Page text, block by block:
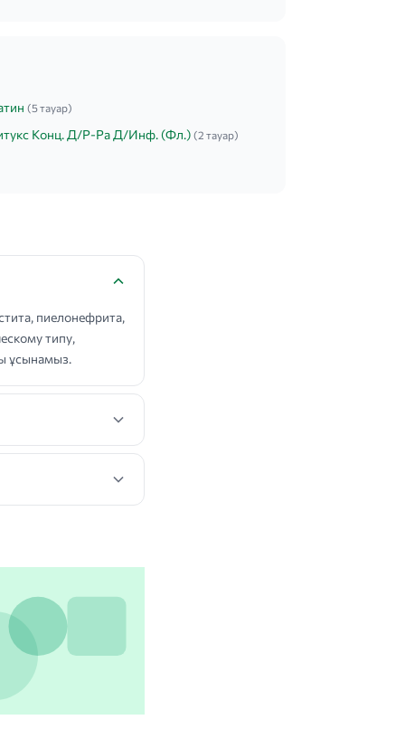
(5 тауар)
Конц. Д/Р-Ра Д/Инф. (Фл.) (2 тауар)
пиелонефрита,
типу,
ұсынамыз.